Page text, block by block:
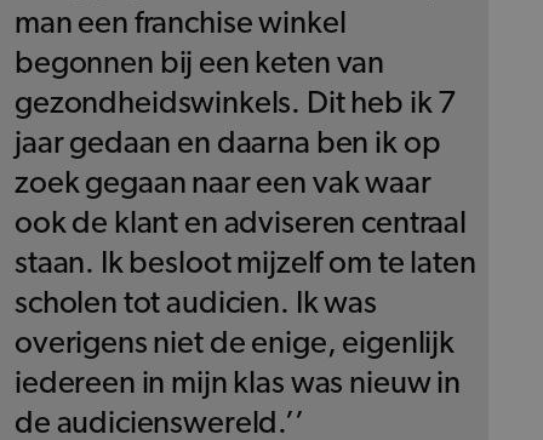
man een franchise winkel
begonnen bij een keten van
gezondheidswinkels. Dit heb ik 7
jaar gedaan en daarna ben ik op
zoek gegaan naar een vak waar
ook de klant en adviseren centraal
staan. Ik besloot mijzelf om te laten
scholen tot audicien. Ik was
overigens niet de enige, eigenlijk
iedereen in mijn klas was nieuw in
de audicienswereld.’’